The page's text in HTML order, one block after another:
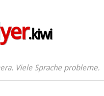
.kiwi
Viele Sprache probleme.